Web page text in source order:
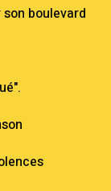
boulevard